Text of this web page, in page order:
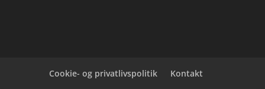
Cookie- og privatlivspolitik Kontakt